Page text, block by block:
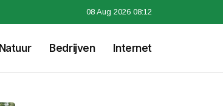
08 Aug 2026 08:12
Natuur Bedrijven Internet